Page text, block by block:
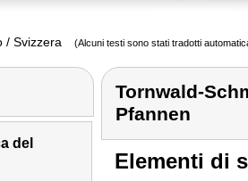
/ Svizzera (Alcuni testi sono stati tradotti
del
Tornwald-
Pfannen
Elementi di